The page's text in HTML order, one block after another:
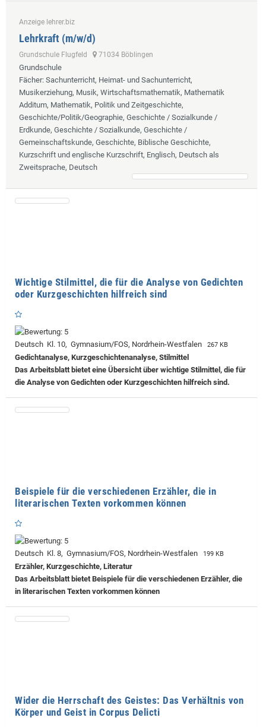
Anzeige lehrer.biz
Lehrkraft (m/w/d)
Grundschule Flugfeld 71034 Böblingen
Grundschule
Fächer: Sachunterricht, Heimat- und Sachunterricht,
Musikerziehung, Musik, Wirtschaftsmathematik, Mathematik
Additum, Mathematik, Politik und Zeitgeschichte,
Geschichte/Politik/Geographie, Geschichte / Sozialkunde /
Erdkunde, Geschichte / Sozialkunde, Geschichte /
Gemeinschaftskunde, Geschichte, Biblische Geschichte,
Kurzschrift und englische Kurzschrift, Englisch, Deutsch als
Zweitsprache, Deutsch
Wichtige Stilmittel, die für die Analyse von Gedichten
oder Kurzgeschichten hilfreich sind
Deutsch Kl. 10, Gymnasium/FOS, Nordrhein-Westfalen 267 KB
Gedichtanalyse, Kurzgeschichtenanalyse, Stilmittel
Das Arbeitsblatt bietet eine Übersicht über wichtige Stilmittel, die für
die Analyse von Gedichten oder Kurzgeschichten hilfreich sind.
Beispiele für die verschiedenen Erzähler, die in
literarischen Texten vorkommen können
Deutsch Kl. 8, Gymnasium/FOS, Nordrhein-Westfalen 199 KB
Erzähler, Kurzgeschichte, Literatur
Das Arbeitsblatt bietet Beispiele für die verschiedenen Erzähler, die
in literarischen Texten vorkommen können
Wider die Herrschaft des Geistes: Das Verhältnis von
Körper und Geist in Corpus Delicti